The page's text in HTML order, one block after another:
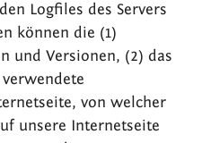
Logfiles des Servers
können die (1)
und Versionen, (2) das
von welcher
unsere Internetseite